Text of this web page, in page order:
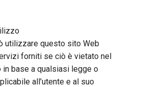
utilizzare questo sito Web
forniti se ciò è vietato nel
in base a qualsiasi legge o
all’utente e al suo